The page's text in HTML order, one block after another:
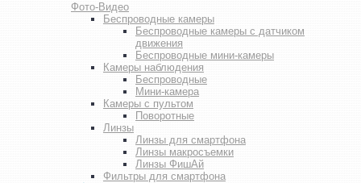
Фото-Видео
Беспроводные камеры
Беспроводные камеры с датчиком
движения
Беспроводные мини-камеры
Камеры наблюдения
Беспроводные
Мини-камера
Камеры с пультом
Поворотные
Линзы
Линзы для смартфона
Линзы макросъемки
Линзы ФишАй
Фильтры для смартфона